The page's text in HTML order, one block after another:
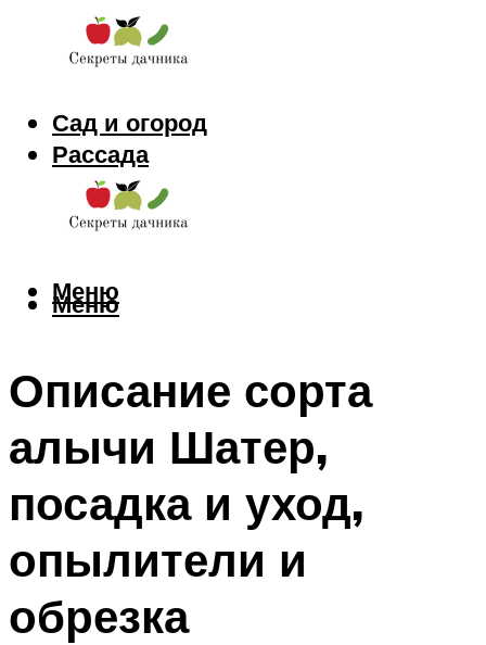
Сад и огород
Рассада
Цветы
Заготовки
Меню
Меню
Описание сорта
алычи Шатер,
посадка и уход,
опылители и
обрезка